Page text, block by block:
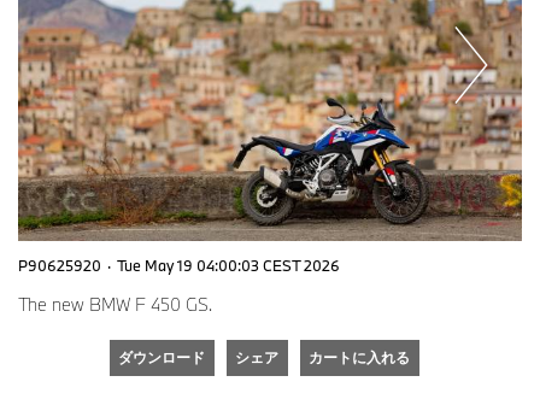
P90625920 · Tue May 19 04:00:03 CEST 2026
The new BMW F 450 GS.
ダウンロード シェア カートに入れる